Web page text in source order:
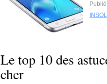
Le top 10 des
cher